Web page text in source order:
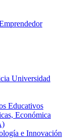
Universidad
Educativos
Económica
e Innovación